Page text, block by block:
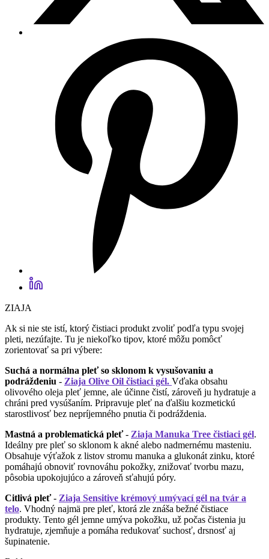
ZIAJA
Ak si nie ste istí, ktorý čistiaci produkt zvoliť podľa typu svojej
pleti, nezúfajte. Tu je niekoľko tipov, ktoré môžu pomôcť
zorientovať sa pri výbere:
Suchá a normálna pleť so sklonom k vysušovaniu a
podráždeniu - Ziaja Olive Oil čistiaci gél. Vďaka obsahu
olivového oleja pleť jemne, ale účinne čistí, zároveň ju hydratuje a
chráni pred vysúšaním. Pripravuje pleť na ďalšiu kozmetickú
starostlivosť bez nepríjemného pnutia či podráždenia.
Mastná a problematická pleť- Ziaja Manuka Tree čistiaci gél.
Ideálny pre pleť so sklonom k akné alebo nadmernému masteniu.
Obsahuje výťažok z listov stromu manuka a glukonát zinku, ktoré
pomáhajú obnoviť rovnováhu pokožky, znižovať tvorbu mazu,
pôsobia upokojujúco a zároveň sťahujú póry.
Citlivá pleť- Ziaja Sensitive krémový umývací gél na tvár a
telo. Vhodný najmä pre pleť, ktorá zle znáša bežné čistiace
produkty. Tento gél jemne umýva pokožku, už počas čistenia ju
hydratuje, zjemňuje a pomáha redukovať suchosť, drsnosť aj
šupinatenie.